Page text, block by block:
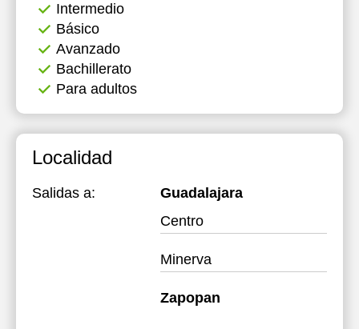
Intermedio
Básico
Avanzado
Bachillerato
Para adultos
Localidad
Salidas a:
Guadalajara
Centro
Minerva
Zapopan